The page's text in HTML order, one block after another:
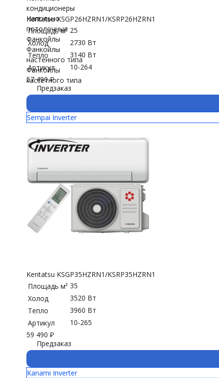
кондиционеры
Напольно
потолочные
Фанкойлы
Фанкойлы
настенного типа
Фанкойлы
кассетного типа
Kentatsu KSGP26HZRN1/KSRP26HZRN1
Площадь м² 25
Холод
2730 Вт
Тепло
3140 Вт
Артикул
10-264
57 490 ₽
Предзаказ
Sempai Inverter
Kentatsu KSGP35HZRN1/KSRP35HZRN1
Площадь м² 35
Холод
3520 Вт
Тепло
3960 Вт
Артикул
10-265
59 490 ₽
Предзаказ
Kanami Inverter